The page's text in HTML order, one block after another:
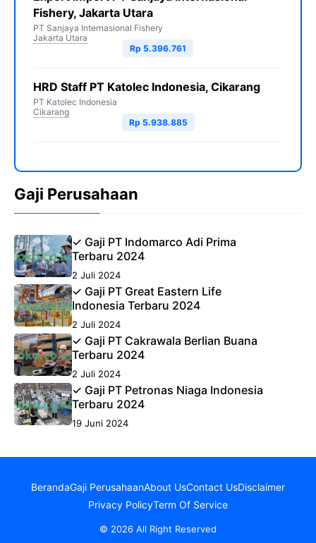
Fishery, Jakarta Utara
PT Sanjaya Internasional Fishery
Jakarta Utara
Rp 5.396.761
HRD Staff PT Katolec Indonesia, Cikarang
PT Katolec Indonesia
Cikarang
Rp 5.938.885
Gaji Perusahaan
✓ Gaji PT Indomarco Adi Prima
Terbaru 2024
2 Juli 2024
✓ Gaji PT Great Eastern Life
Indonesia Terbaru 2024
2 Juli 2024
✓ Gaji PT Cakrawala Berlian Buana
Terbaru 2024
2 Juli 2024
✓ Gaji PT Petronas Niaga Indonesia
Terbaru 2024
19 Juni 2024
BerandaGaji PerusahaanAbout UsContact UsDisclaimer
Privacy PolicyTerm Of Service
© 2026 All Right Reserved